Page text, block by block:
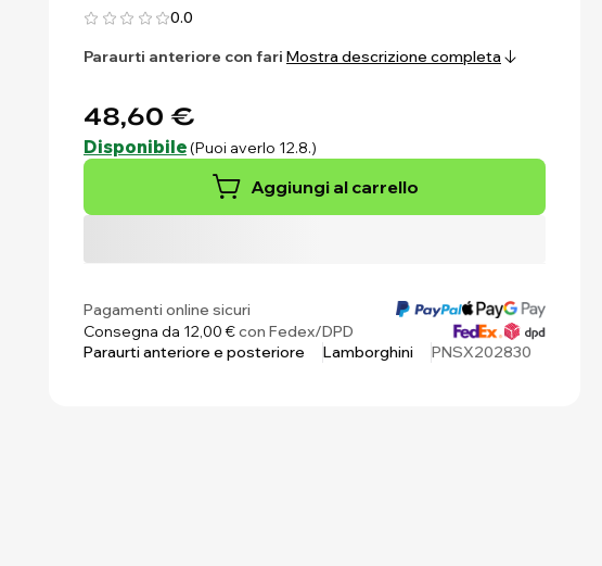
0.0
Paraurti anteriore con fari Mostra descrizione completa
48,60 €
Disponibile(Puoi averlo 12.8.)
Aggiungi al carrello
Pagamenti online sicuri
Consegna da 12,00 €con Fedex/DPD
Paraurti anteriore e posteriore
Lamborghini PNSX202830